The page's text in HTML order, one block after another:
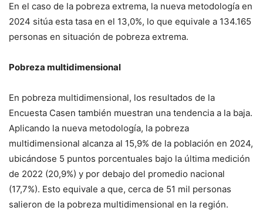
En el caso de la pobreza extrema, la nueva metodología en
2024 sitúa esta tasa en el 13,0%, lo que equivale a 134.165
personas en situación de pobreza extrema.
Pobreza multidimensional
En pobreza multidimensional, los resultados de la
Encuesta Casen también muestran una tendencia a la baja.
Aplicando la nueva metodología, la pobreza
multidimensional alcanza al 15,9% de la población en 2024,
ubicándose 5 puntos porcentuales bajo la última medición
de 2022 (20,9%) y por debajo del promedio nacional
(17,7%). Esto equivale a que, cerca de 51 mil personas
salieron de la pobreza multidimensional en la región.